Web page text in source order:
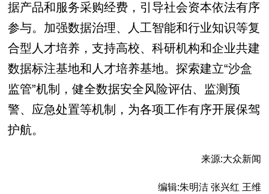
据产品和服务采购经费，引导社会资本依法有序
参与。加强数据治理、人工智能和行业知识等复
合型人才培养，支持高校、科研机构和企业共建
数据标注基地和人才培养基地。探索建立“沙盒
监管”机制，健全数据安全风险评估、监测预
警、应急处置等机制，为各项工作有序开展保驾
护航。
来源:大众新闻
编辑:朱明洁 张兴红 王维